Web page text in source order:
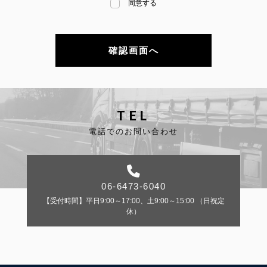
同意する
TEL
電話でのお問い合わせ
06-6473-6040
【受付時間】平日9:00～17:00、土9:00～15:00 （日祝定
休）